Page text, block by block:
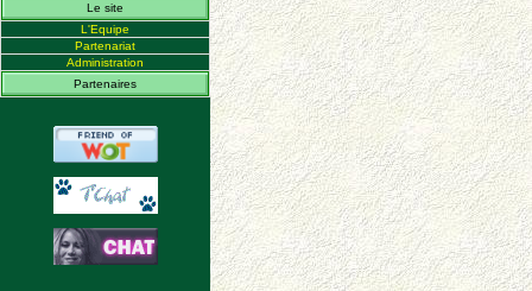
Le site
L'Equipe
Partenariat
Administration
Partenaires